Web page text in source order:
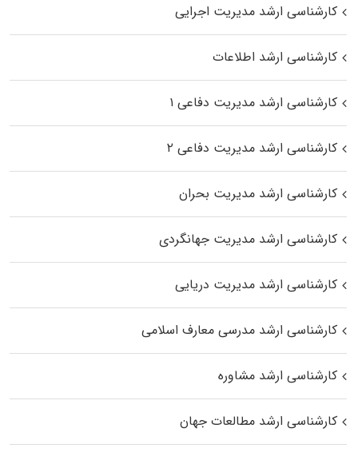
کارشناسی ارشد مدیریت اجرایی
کارشناسی ارشد اطلاعات
کارشناسی ارشد مدیریت دفاعی ۱
کارشناسی ارشد مدیریت دفاعی ۲
کارشناسی ارشد مدیریت بحران
کارشناسی ارشد مدیریت جهانگردی
کارشناسی ارشد مدیریت دریایی
کارشناسی ارشد مدرسی معارف اسلامی
کارشناسی ارشد مشاوره
کارشناسی ارشد مطالعات جهان